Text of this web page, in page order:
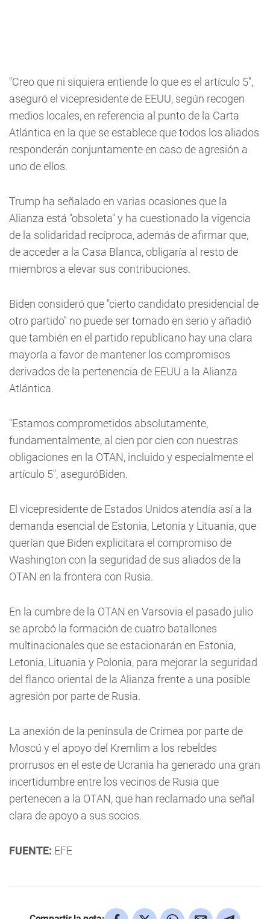
"Creo que ni siquiera entiende lo que es el artículo 5",
aseguró el vicepresidente de EEUU, según recogen
medios locales, en referencia al punto de la Carta
Atlántica en la que se establece que todos los aliados
responderán conjuntamente en caso de agresión a
uno de ellos.
Trump ha señalado en varias ocasiones que la
Alianza está "obsoleta" y ha cuestionado la vigencia
de la solidaridad recíproca, además de afirmar que,
de acceder a la Casa Blanca, obligaría al resto de
miembros a elevar sus contribuciones.
Biden consideró que "cierto candidato presidencial de
otro partido" no puede ser tomado en serio y añadió
que también en el partido republicano hay una clara
mayoría a favor de mantener los compromisos
derivados de la pertenencia de EEUU a la Alianza
Atlántica.
"Estamos comprometidos absolutamente,
fundamentalmente, al cien por cien con nuestras
obligaciones en la OTAN, incluido y especialmente el
artículo 5", aseguróBiden.
El vicepresidente de Estados Unidos atendía así a la
demanda esencial de Estonia, Letonia y Lituania, que
querían que Biden explicitara el compromiso de
Washington con la seguridad de sus aliados de la
OTAN en la frontera con Rusia.
En la cumbre de la OTAN en Varsovia el pasado julio
se aprobó la formación de cuatro batallones
multinacionales que se estacionarán en Estonia,
Letonia, Lituania y Polonia, para mejorar la seguridad
del flanco oriental de la Alianza frente a una posible
agresión por parte de Rusia.
La anexión de la península de Crimea por parte de
Moscú y el apoyo del Kremlim a los rebeldes
prorrusos en el este de Ucrania ha generado una gran
incertidumbre entre los vecinos de Rusia que
pertenecen a la OTAN, que han reclamado una señal
clara de apoyo a sus socios.
FUENTE: EFE